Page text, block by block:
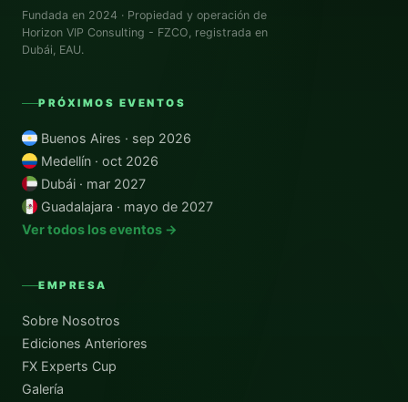
Fundada en 2024 · Propiedad y operación de
Horizon VIP Consulting - FZCO , registrada en
Dubái, EAU.
PRÓXIMOS EVENTOS
Buenos Aires · sep 2026
Medellín · oct 2026
Dubái · mar 2027
Guadalajara · mayo de 2027
Ver todos los eventos →
EMPRESA
Sobre Nosotros
Ediciones Anteriores
FX Experts Cup
Galería